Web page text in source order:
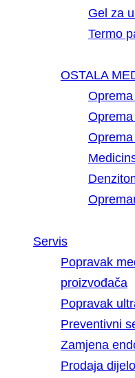
Gel za
Termo
OSTALA
Servis
Popravak
proizvođača
Popravak
Preventivni
Zamjena
Prodaja